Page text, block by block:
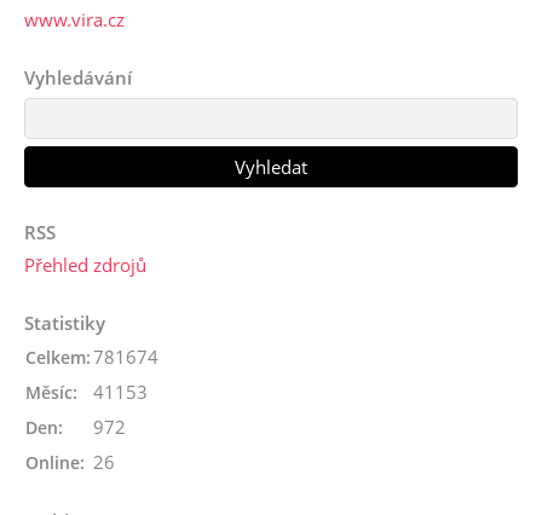
www.vira.cz
Vyhledávání
RSS
Přehled zdrojů
Statistiky
Online: 26
Celkem:781674
Měsíc: 41153
Den: 972